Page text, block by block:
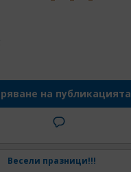
на публикацията
Весели празници!!!